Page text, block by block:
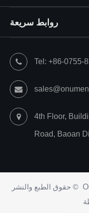
روابط سريعة
Tel: +86-0755-
4th Floor,
Road, Baoan
حقوق الطبع والنشر ©